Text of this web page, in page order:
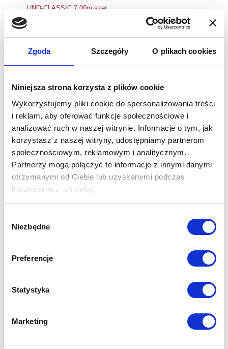
Zgoda Szczegóły O plikach cookies
Niniejsza strona korzysta z plików cookie
Wykorzystujemy pliki cookie do spersonalizowania treści
i reklam, aby oferować funkcje społecznościowe i
analizować ruch w naszej witrynie. Informacje o tym, jak
korzystasz z naszej witryny, udostępniamy partnerom
społecznościowym, reklamowym i analitycznym.
Partnerzy mogą połączyć te informacje z innymi danymi
otrzymanymi od Ciebie lub uzyskanymi podczas
korzystania z ich usług.
zgody
Niezbędne
Preferencje
Statystyka
Marketing
UNO-CLASSIC 7,00m szer.
UNO-PLUS
51 800,00